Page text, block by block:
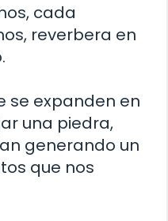
cada
reverbera en
se expanden en
una piedra,
generando un
que nos